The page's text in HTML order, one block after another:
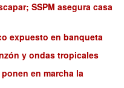
SSPM asegura casa
expuesto en banqueta
y ondas tropicales
en marcha la